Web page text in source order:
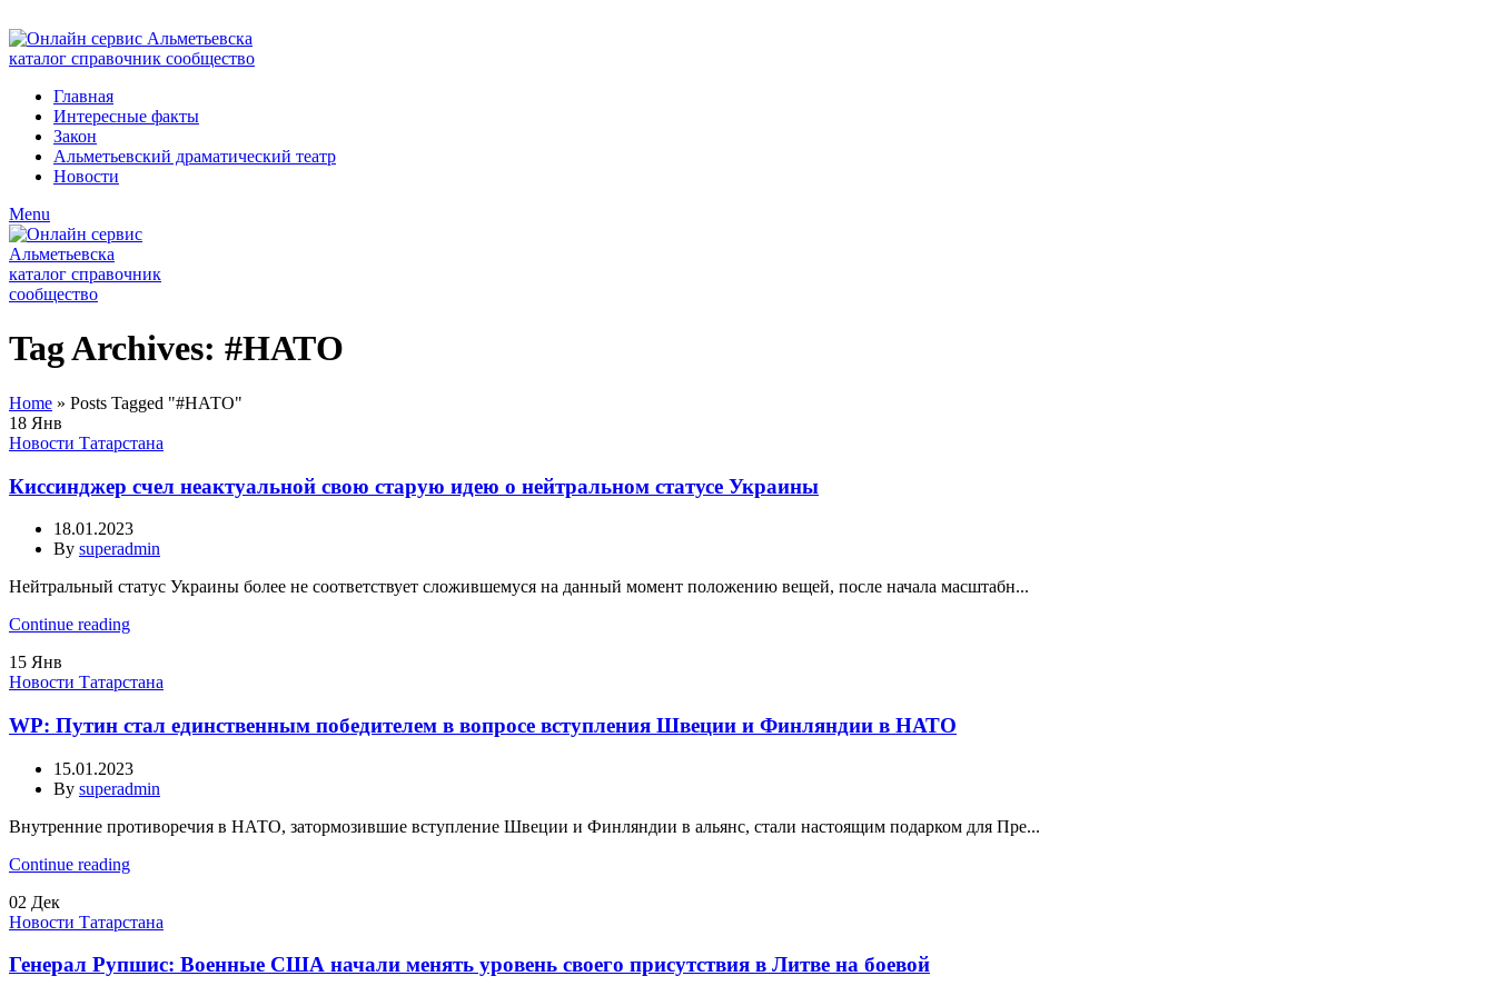
Главная
Интересные факты
Закон
Альметьевский драматический театр
Новости
Menu
Tag Archives: #НАТО
Home » Posts Tagged "#НАТО"
18 Янв
Новости Татарстана
Киссинджер счел неактуальной свою старую идею о нейтральном статусе Украины
18.01.2023
By superadmin
Нейтральный статус Украины более не соответствует сложившемуся на данный момент положению вещей, после начала масштабн...
Continue reading
15 Янв
Новости Татарстана
WP: Путин стал единственным победителем в вопросе вступления Швеции и Финляндии в НАТО
15.01.2023
By superadmin
Внутренние противоречия в НАТО, затормозившие вступление Швеции и Финляндии в альянс, стали настоящим подарком для Пре...
Continue reading
02 Дек
Новости Татарстана
Генерал Рупшис: Военные США начали менять уровень своего присутствия в Литве на боевой